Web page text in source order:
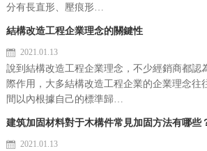
分有長直形、壓痕形…
結構改造工程企業理念的關鍵性
2021.01.13
說到結構改造工程企業理念，不少經銷商都認
際作用，大多結構改造工程企業的企業理念往
間以內根據自己的標準歸…
建筑加固材料對于木構件常見加固方法有哪些
2021.01.13